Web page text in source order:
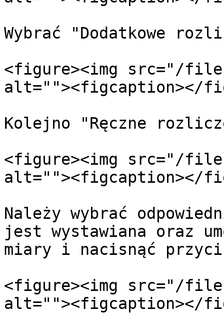
Wybrać "Dodatkowe
<figure><img src="/files/
alt=""><figcaption></
Kolejno "Ręczne
<figure><img src="/
alt=""><figcaption></
Należy wybrać
jest wystawiana oraz
miary i nacisnąć
<figure><img src="/files/
alt=""><figcaption></